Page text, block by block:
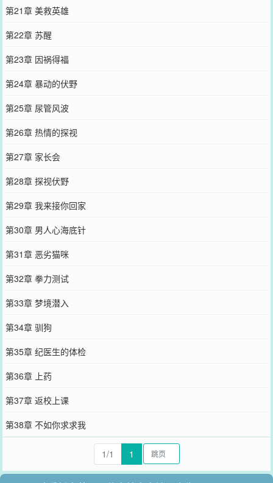
第21章 美救英雄
第22章 苏醒
第23章 因祸得福
第24章 暴动的伏野
第25章 尿管风波
第26章 热情的探视
第27章 家长会
第28章 探视伏野
第29章 我来接你回家
第30章 男人心海底针
第31章 恶劣猫咪
第32章 拳力测试
第33章 梦境潜入
第34章 驯狗
第35章 纪医生的体检
第36章 上药
第37章 返校上课
第38章 不如你求求我
1/1 1